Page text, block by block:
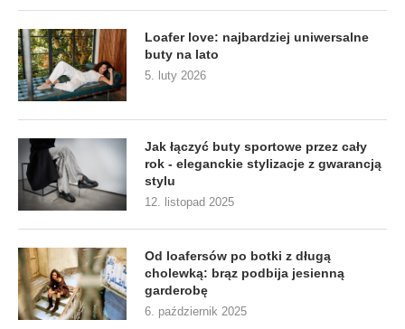
Loafer love: najbardziej uniwersalne
buty na lato
5. luty 2026
Jak łączyć buty sportowe przez cały
rok - eleganckie stylizacje z gwarancją
stylu
12. listopad 2025
Od loafersów po botki z długą
cholewką: brąz podbija jesienną
garderobę
6. październik 2025